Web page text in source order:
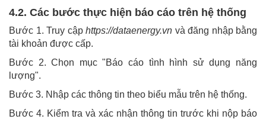
4.2. Các bước thực hiện báo cáo trên hệ thống
Bước 1. Truy cậphttps://dataenergy.vn và đăng nhập bằng
tài khoản được cấp.
Bước 2. Chọn mục "Báo cáo tình hình sử dụng năng
lượng".
Bước 3. Nhập các thông tin theo biểu mẫu trên hệ thống.
Bước 4. Kiểm tra và xác nhận thông tin trước khi nộp báo